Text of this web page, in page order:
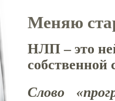
Меняю
НЛП – это
собственной
Слово